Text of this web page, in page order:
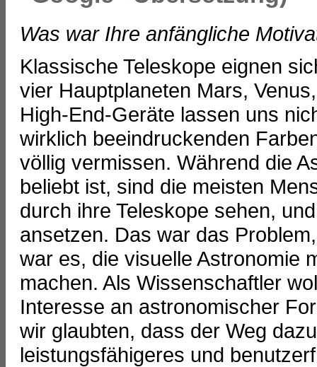
Was war Ihre anfängliche
Klassische Teleskope eignen
vier Hauptplaneten Mars,
High-End-Geräte lassen uns
wirklich beeindruckenden
völlig vermissen. Während die
beliebt ist, sind die meisten
durch ihre Teleskope sehen,
ansetzen. Das war das
war es, die visuelle Astronomie
machen. Als Wissenschaftler
Interesse an astronomischer
wir glaubten, dass der Weg
leistungsfähigeres und